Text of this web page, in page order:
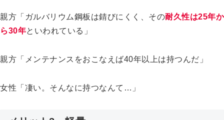
親方「ガルバリウム鋼板は錆びにくく、その耐久性は25年か
ら30年といわれている」
親方「メンテナンスをおこなえば40年以上は持つんだ」
女性「凄い。そんなに持つなんて…」